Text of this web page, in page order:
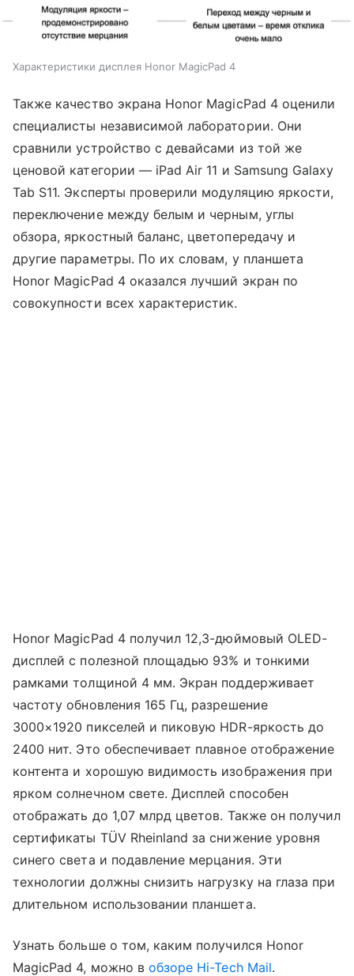
Характеристики дисплея Honor MagicPad 4
Также качество экрана Honor MagicPad 4 оценили
специалисты независимой лаборатории. Они
сравнили устройство с девайсами из той же
ценовой категории — iPad Air 11 и Samsung Galaxy
Tab S11. Эксперты проверили модуляцию яркости,
переключение между белым и черным, углы
обзора, яркостный баланс, цветопередачу и
другие параметры. По их словам, у планшета
Honor MagicPad 4 оказался лучший экран по
совокупности всех характеристик.
Honor MagicPad 4 получил 12,3-дюймовый OLED-
дисплей с полезной площадью 93% и тонкими
рамками толщиной 4 мм. Экран поддерживает
частоту обновления 165 Гц, разрешение
3000×1920 пикселей и пиковую HDR-яркость до
2400 нит. Это обеспечивает плавное отображение
контента и хорошую видимость изображения при
ярком солнечном свете. Дисплей способен
отображать до 1,07 млрд цветов. Также он получил
сертификаты TÜV Rheinland за снижение уровня
синего света и подавление мерцания. Эти
технологии должны снизить нагрузку на глаза при
длительном использовании планшета.
Узнать больше о том, каким получился Honor
MagicPad 4, можно в обзоре Hi-Tech Mail.